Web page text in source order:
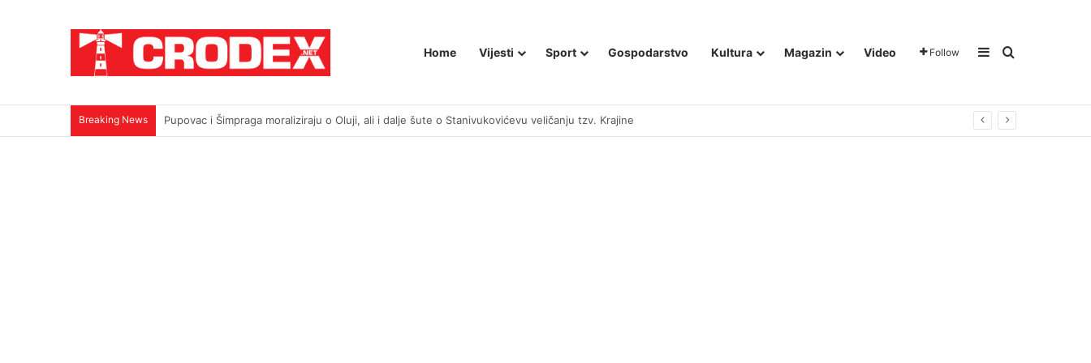
Home Vijesti Sport Gospodarstvo Kultura Magazin Video Follow Sidebar
Traži
Breaking News TRI DESETLJEĆA KRIKOVA OČAJNIKA